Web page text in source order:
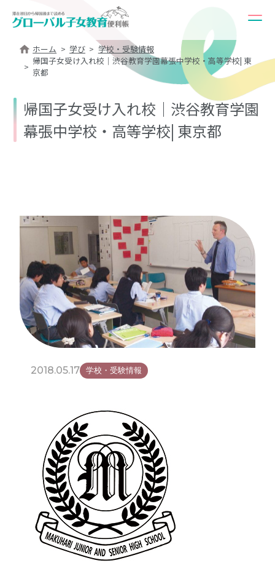
ホーム 学び
学校・受験情報
帰国子女受け入れ校｜渋谷教育学園幕張中学校・高等学校| 東
京都
帰国子女受け入れ校｜渋谷教育学園
幕張中学校・高等学校| 東京都
2018.05.17 学校・受験情報